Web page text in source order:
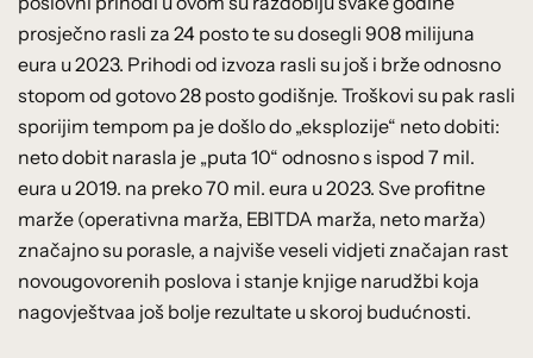
prosječno rasli za 24 posto te su dosegli 908 milijuna
eura u 2023. Prihodi od izvoza rasli su još i brže odnosno
stopom od gotovo 28 posto godišnje. Troškovi su pak rasli
sporijim tempom pa je došlo do „eksplozije“ neto dobiti:
neto dobit narasla je „puta 10“ odnosno s ispod 7 mil.
eura u 2019. na preko 70 mil. eura u 2023. Sve profitne
marže (operativna marža, EBITDA marža, neto marža)
značajno su porasle, a najviše veseli vidjeti značajan rast
novougovorenih poslova i stanje knjige narudžbi koja
nagovještvaa još bolje rezultate u skoroj budućnosti.